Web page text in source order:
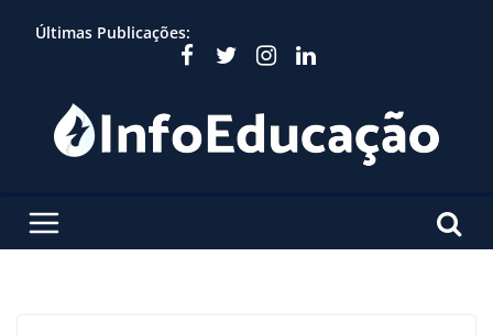
Últimas Publicações: